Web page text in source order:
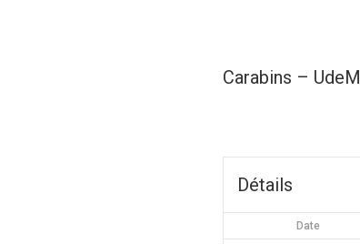
Carabins – UdeM
Détails
Date